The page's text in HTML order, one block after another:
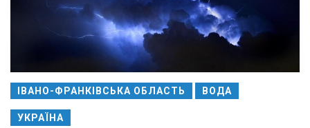
ІВАНО-ФРАНКІВСЬКА ОБЛАСТЬ ВОДА
УКРАЇНА